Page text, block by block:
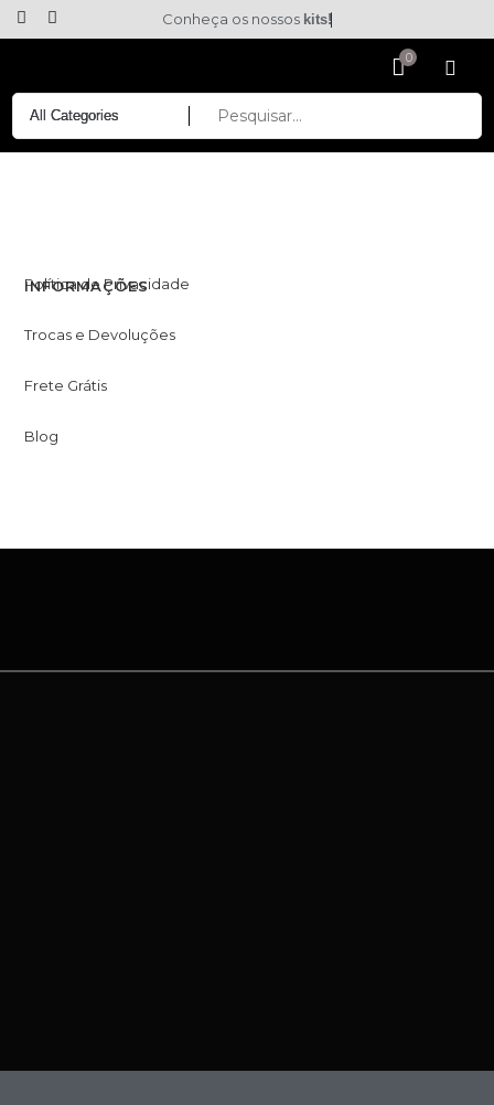
Conheça os nossos kits!
INFORMAÇÕES
Política de Privacidade
Trocas e Devoluções
Frete Grátis
Blog